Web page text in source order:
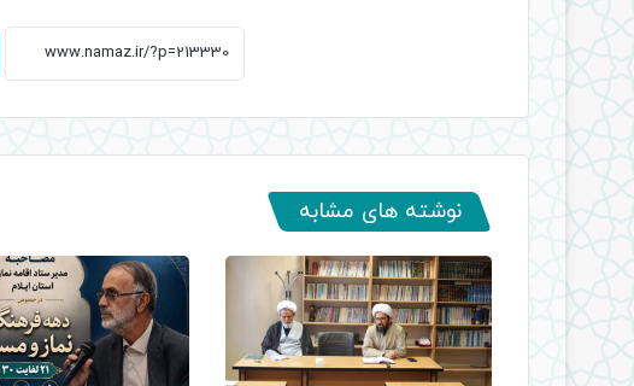
نوشته های مشابه